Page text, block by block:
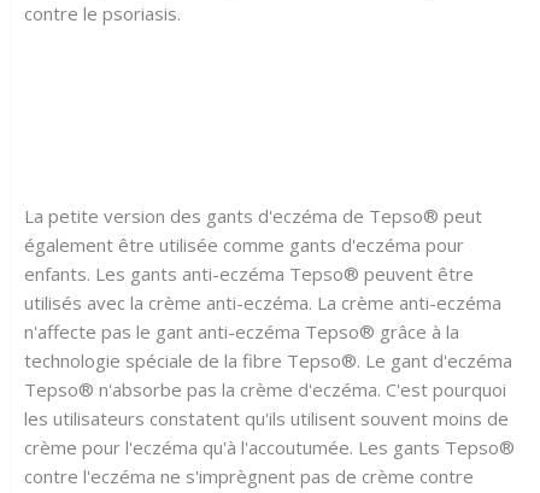
contre le psoriasis.
La petite version des gants d'eczéma de Tepso® peut
également être utilisée comme gants d'eczéma pour
enfants. Les gants anti-eczéma Tepso® peuvent être
utilisés avec la crème anti-eczéma. La crème anti-eczéma
n'affecte pas le gant anti-eczéma Tepso® grâce à la
technologie spéciale de la fibre Tepso®. Le gant d'eczéma
Tepso® n'absorbe pas la crème d'eczéma. C'est pourquoi
les utilisateurs constatent qu'ils utilisent souvent moins de
crème pour l'eczéma qu'à l'accoutumée. Les gants Tepso®
contre l'eczéma ne s'imprègnent pas de crème contre